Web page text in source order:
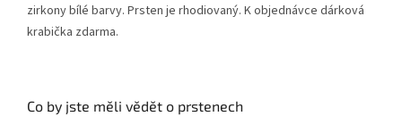
zirkony bílé barvy. Prsten je rhodiovaný. K objednávce dárková
krabička zdarma.
Co by jste měli vědět o prstenech